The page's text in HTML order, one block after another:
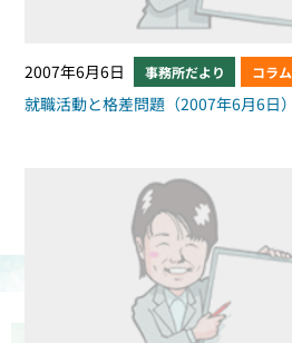
2007年6月6日 事務所だより コラム
就職活動と格差問題（2007年6月6日）